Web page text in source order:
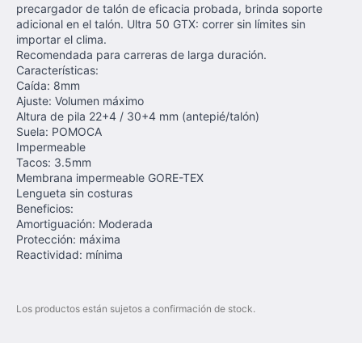
precargador de talón de eficacia probada, brinda soporte
adicional en el talón. Ultra 50 GTX: correr sin límites sin
importar el clima.
Recomendada para carreras de larga duración.
Características:
Caída: 8mm
Ajuste: Volumen máximo
Altura de pila 22+4 / 30+4 mm (antepié/talón)
Suela: POMOCA
Impermeable
Tacos: 3.5mm
Membrana impermeable GORE-TEX
Lengueta sin costuras
Beneficios:
Amortiguación: Moderada
Protección: máxima
Reactividad: mínima
Los productos están sujetos a confirmación de stock.